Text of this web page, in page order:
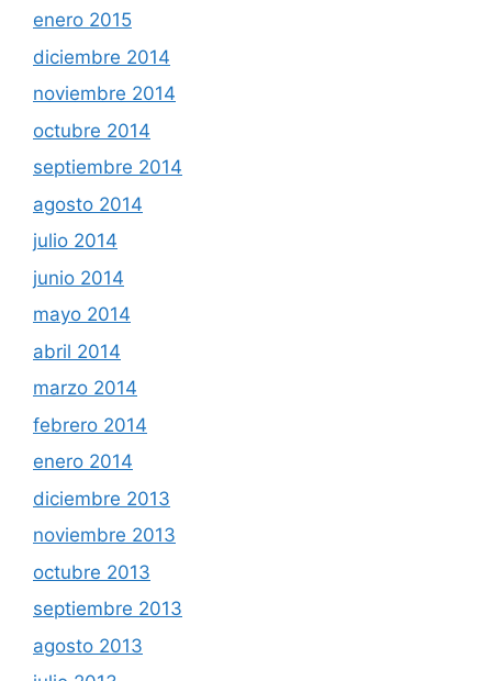
enero 2015
diciembre 2014
noviembre 2014
octubre 2014
septiembre 2014
agosto 2014
julio 2014
junio 2014
mayo 2014
abril 2014
marzo 2014
febrero 2014
enero 2014
diciembre 2013
noviembre 2013
octubre 2013
septiembre 2013
agosto 2013